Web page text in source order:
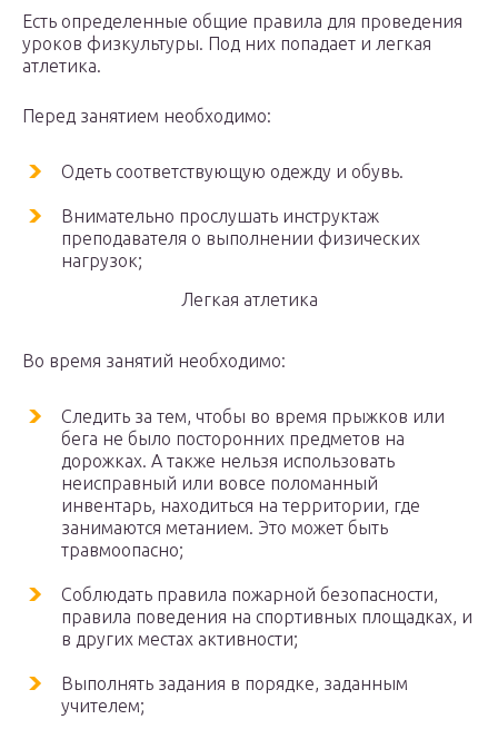
Есть определенные общие правила для проведения
уроков физкультуры. Под них попадает и легкая
атлетика.
Перед занятием необходимо:
Одеть соответствующую одежду и обувь.
Внимательно прослушать инструктаж
преподавателя о выполнении физических
нагрузок;
Легкая атлетика
Во время занятий необходимо:
Следить за тем, чтобы во время прыжков или
бега не было посторонних предметов на
дорожках. А также нельзя использовать
неисправный или вовсе поломанный
инвентарь, находиться на территории, где
занимаются метанием. Это может быть
травмоопасно;
Соблюдать правила пожарной безопасности,
правила поведения на спортивных площадках, и
в других местах активности;
Выполнять задания в порядке, заданным
учителем;